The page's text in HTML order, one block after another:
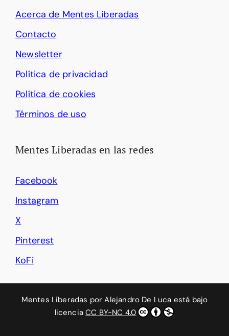
Acerca de Mentes Liberadas
Contacto
Newsletter
Política de privacidad
Política de cookies
Términos de uso
Mentes Liberadas en las redes
Facebook
Instagram
X
Pinterest
KoFi
Mentes Liberadas porAlejandro De Luca está bajo
licenciaCC BY-NC 4.0